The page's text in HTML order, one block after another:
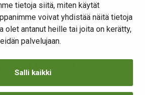
tietoja siitä, miten käytät
voivat yhdistää näitä tietoja
olet antanut heille tai joita on kerätty,
palvelujaan.
Salli kaikki
Lomakkeet
Tietosuojaseloste